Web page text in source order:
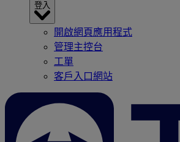
登入
開啟網頁應用程式
管理主控台
工單
客戶入口網站